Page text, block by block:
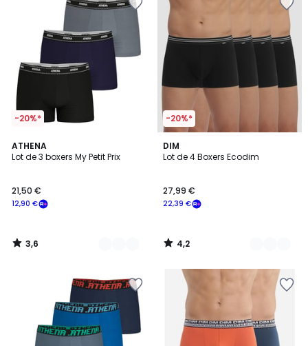
-20%*
ATHENA
Lot de 3 boxers My Petit Prix
12,90 €
21,50 €
3,6
/ 5
3
Couleurs
3,6
/
-20%*
DIM
Lot de 4 Boxers Ecodim
22,39 €
27,99 €
4,2
/ 5
4
Couleurs
4,2
/